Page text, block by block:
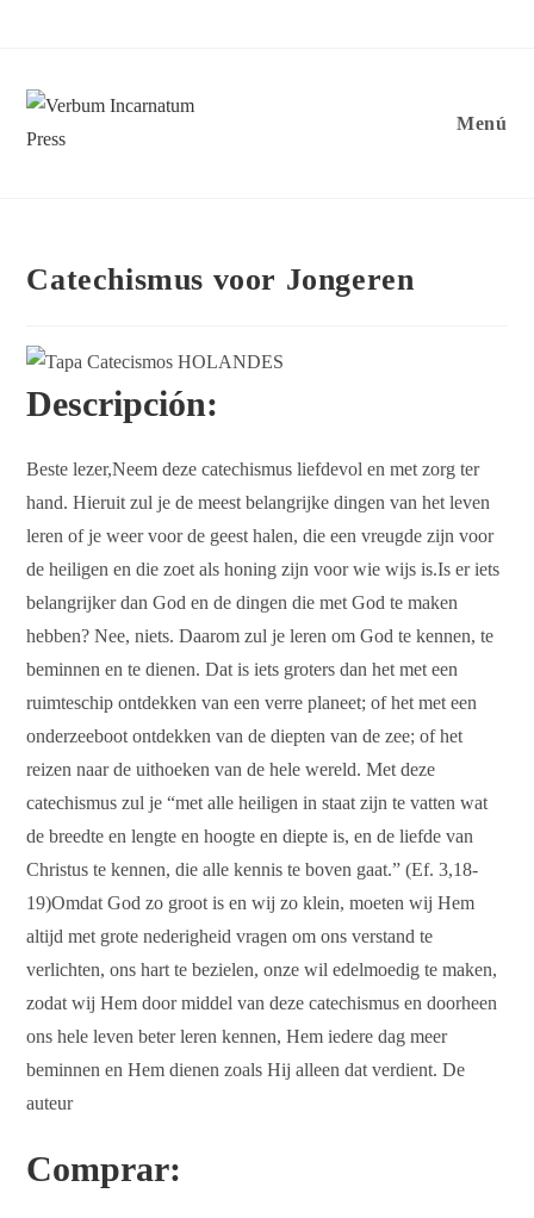
Menú
Catechismus voor Jongeren
Descripción:​
Beste lezer,Neem deze catechismus liefdevol en met zorg ter
hand. Hieruit zul je de meest belangrijke dingen van het leven
leren of je weer voor de geest halen, die een vreugde zijn voor
de heiligen en die zoet als honing zijn voor wie wijs is.Is er iets
belangrijker dan God en de dingen die met God te maken
hebben? Nee, niets. Daarom zul je leren om God te kennen, te
beminnen en te dienen. Dat is iets groters dan het met een
ruimteschip ontdekken van een verre planeet; of het met een
onderzeeboot ontdekken van de diepten van de zee; of het
reizen naar de uithoeken van de hele wereld. Met deze
catechismus zul je “met alle heiligen in staat zijn te vatten wat
de breedte en lengte en hoogte en diepte is, en de liefde van
Christus te kennen, die alle kennis te boven gaat.” (Ef. 3,18-
19)Omdat God zo groot is en wij zo klein, moeten wij Hem
altijd met grote nederigheid vragen om ons verstand te
verlichten, ons hart te bezielen, onze wil edelmoedig te maken,
zodat wij Hem door middel van deze catechismus en doorheen
ons hele leven beter leren kennen, Hem iedere dag meer
beminnen en Hem dienen zoals Hij alleen dat verdient. De
auteur
Comprar:​